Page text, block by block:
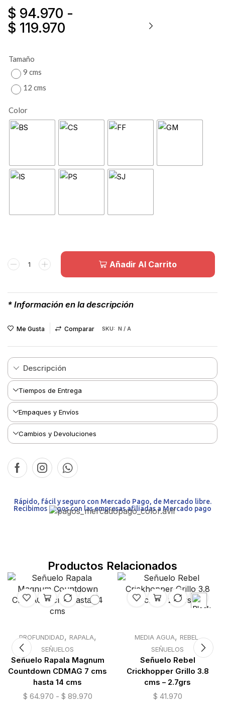
$ 94.970 -
$ 119.970
Tamaño
9 cms
12 cms
Color
Añadir Al Carrito
* Información en la descripción
Me Gusta Comparar SKU: N / A
Descripción
Tiempos de Entrega
Empaques y Envíos
Cambios y Devoluciones
Rápido, fácil y seguro con Mercado Pago, de Mercado libre.
Recibimos pagos con las empresas afiliadas a Mercado pago
Productos Relacionados
17 grs
11 cm -
PROFUNDIDAD, RAPALA,
SEÑUELOS
Señuelo Rapala Magnum
Countdown CDMAG 7 cms
hasta 14 cms
$ 64.970 - $ 89.970
MEDIA AGUA, REBEL ,
SEÑUELOS
Señuelo Rebel
Crickhopper Grillo 3.8
cms – 2.7grs
$ 41.970